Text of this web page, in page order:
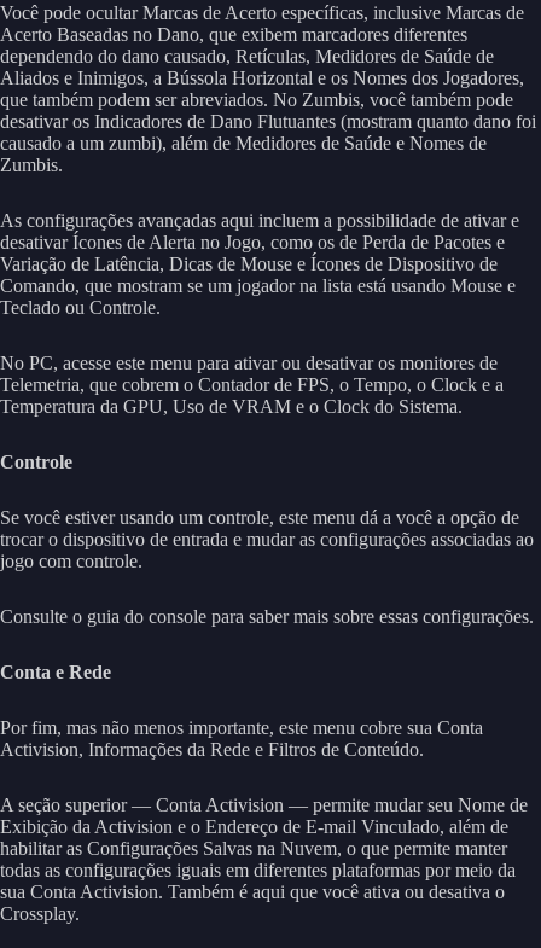
Você pode ocultar Marcas de Acerto específicas, inclusive Marcas de
Acerto Baseadas no Dano, que exibem marcadores diferentes
dependendo do dano causado, Retículas, Medidores de Saúde de
Aliados e Inimigos, a Bússola Horizontal e os Nomes dos Jogadores,
que também podem ser abreviados. No Zumbis, você também pode
desativar os Indicadores de Dano Flutuantes (mostram quanto dano foi
causado a um zumbi), além de Medidores de Saúde e Nomes de
Zumbis.
As configurações avançadas aqui incluem a possibilidade de ativar e
desativar Ícones de Alerta no Jogo, como os de Perda de Pacotes e
Variação de Latência, Dicas de Mouse e Ícones de Dispositivo de
Comando, que mostram se um jogador na lista está usando Mouse e
Teclado ou Controle.
No PC, acesse este menu para ativar ou desativar os monitores de
Telemetria, que cobrem o Contador de FPS, o Tempo, o Clock e a
Temperatura da GPU, Uso de VRAM e o Clock do Sistema.
Controle
Se você estiver usando um controle, este menu dá a você a opção de
trocar o dispositivo de entrada e mudar as configurações associadas ao
jogo com controle.
Consulte o guia do console para saber mais sobre essas configurações.
Conta e Rede
Por fim, mas não menos importante, este menu cobre sua Conta
Activision, Informações da Rede e Filtros de Conteúdo.
A seção superior — Conta Activision — permite mudar seu Nome de
Exibição da Activision e o Endereço de E-mail Vinculado, além de
habilitar as Configurações Salvas na Nuvem, o que permite manter
todas as configurações iguais em diferentes plataformas por meio da
sua Conta Activision. Também é aqui que você ativa ou desativa o
Crossplay.